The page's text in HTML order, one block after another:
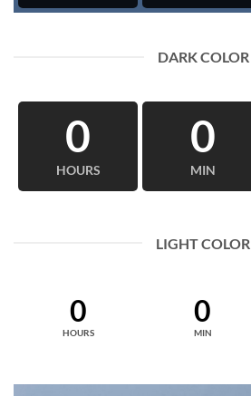
DARK COLOR
0
HOURS
0
MIN
LIGHT COLOR
0
HOURS
0
MIN